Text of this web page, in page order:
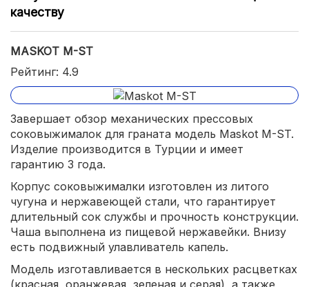
качеству
MASKOT M-ST
Рейтинг: 4.9
Завершает обзор механических прессовых
соковыжималок для граната модель Maskot M-ST.
Изделие производится в Турции и имеет
гарантию 3 года.
Корпус соковыжималки изготовлен из литого
чугуна и нержавеющей стали, что гарантирует
длительный сок службы и прочность конструкции.
Чаша выполнена из пищевой нержавейки. Внизу
есть подвижный улавливатель капель.
Модель изготавливается в нескольких расцветках
(красная, оранжевая, зеленая и серая), а также